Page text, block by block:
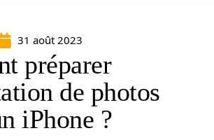
31 août 2023
préparer
de photos
iPhone ?